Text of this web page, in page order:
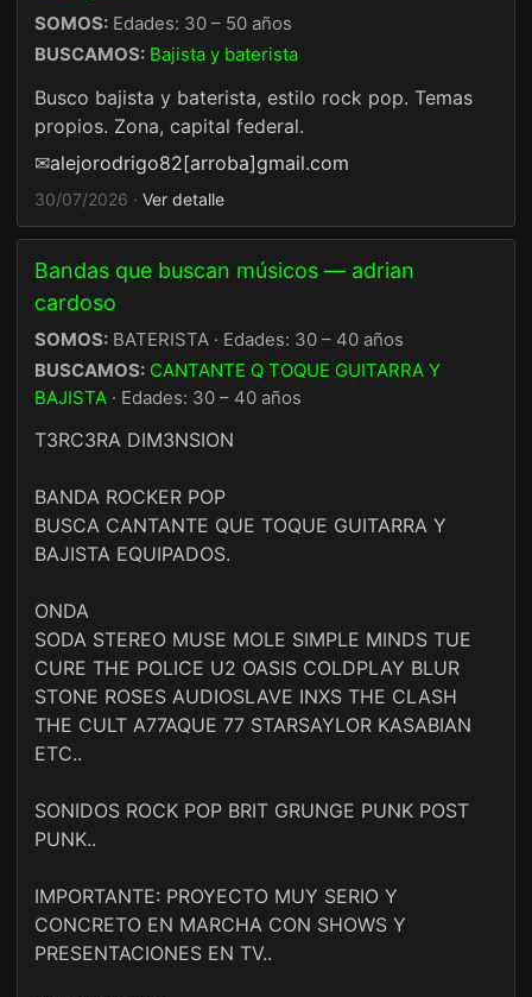
SOMOS: Edades: 30 – 50 años
BUSCAMOS: Bajista y baterista
Busco bajista y baterista, estilo rock pop. Temas
propios. Zona, capital federal.
✉alejorodrigo82[arroba]gmail.com
30/07/2026 · Ver detalle
Bandas que buscan músicos — adrian
cardoso
SOMOS: BATERISTA · Edades: 30 – 40 años
BUSCAMOS: CANTANTE Q TOQUE GUITARRA Y
BAJISTA · Edades: 30 – 40 años
T3RC3RA DIM3NSION
BANDA ROCKER POP
BUSCA CANTANTE QUE TOQUE GUITARRA Y
BAJISTA EQUIPADOS.
ONDA
SODA STEREO MUSE MOLE SIMPLE MINDS TUE
CURE THE POLICE U2 OASIS COLDPLAY BLUR
STONE ROSES AUDIOSLAVE INXS THE CLASH
THE CULT A77AQUE 77 STARSAYLOR KASABIAN
ETC..
SONIDOS ROCK POP BRIT GRUNGE PUNK POST
PUNK..
IMPORTANTE: PROYECTO MUY SERIO Y
CONCRETO EN MARCHA CON SHOWS Y
PRESENTACIONES EN TV..